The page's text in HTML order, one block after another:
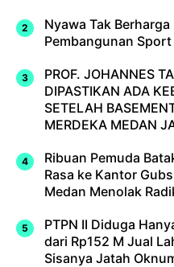
Nyawa Tak
Pembangunan
PROF. JOHANNES
DIPASTIKAN ADA
SETELAH
MERDEKA MEDAN
Ribuan Pemuda
Rasa ke Kantor
Medan Menolak
PTPN II Diduga
dari Rp152 M Jual
Sisanya Jatah